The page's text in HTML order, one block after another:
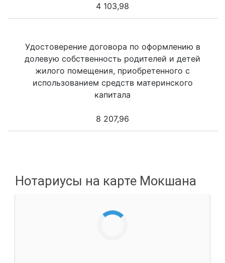
4 103,98
Удостоверение договора по оформлению в
долевую собственность родителей и детей
жилого помещения, приобретенного с
использованием средств материнского
капитала
8 207,96
Нотариусы на карте Мокшана